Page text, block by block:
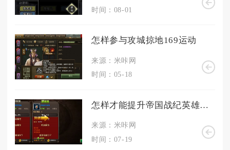
时间：08-01
怎样参与攻城掠地169运动
来源：米咔网
时间：05-18
怎样才能提升帝国战纪英雄的属性呢
来源：米咔网
时间：07-19